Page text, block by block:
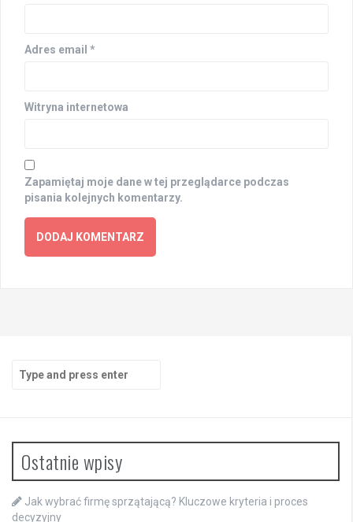
Adres email *
Witryna internetowa
Zapamiętaj moje dane w tej przeglądarce podczas
pisania kolejnych komentarzy.
Search
for:
Ostatnie wpisy
Jak wybrać firmę sprzątającą? Kluczowe kryteria i proces
decyzyjny